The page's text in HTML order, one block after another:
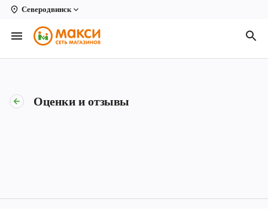
Северодвинск
Вологда
Архангельск
Киров
Новодвинск
Оценки и отзывы